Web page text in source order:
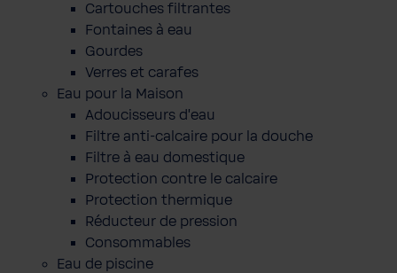
Cartouches filtrantes
Fontaines à eau
Gourdes
Verres et carafes
Eau pour la Maison
Adoucisseurs d'eau
Filtre anti-calcaire pour la douche
Filtre à eau domestique
Protection contre le calcaire
Protection thermique
Réducteur de pression
Consommables
Eau de piscine